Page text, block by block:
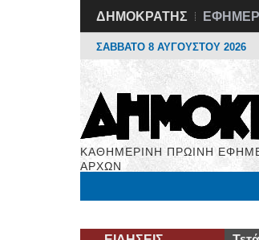
ΔΗΜΟΚΡΑΤΗΣ
ΣΑΒΒΑΤΟ 8 ΑΥΓΟΥΣΤΟΥ 2026
ΚΑΘΗΜΕΡΙΝΗ ΠΡΩΙΝΗ
ΑΡΧΩΝ